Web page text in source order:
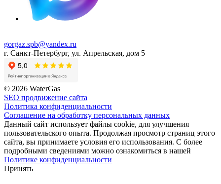
gorgaz.spb@yandex.ru
г. Санкт-Петербург, ул. Апрельская, дом 5
© 2026 WaterGas
SEO продвижение сайта
Политика конфиденциальности
Соглашение на обработку персональных данных
Данный сайт использует файлы cookie, для улучшения
пользовательского опыта. Продолжая просмотр страниц этого
сайта, вы принимаете условия его использования. С более
подробными сведениями можно ознакомиться в нашей
Политике конфиденциальности
Принять